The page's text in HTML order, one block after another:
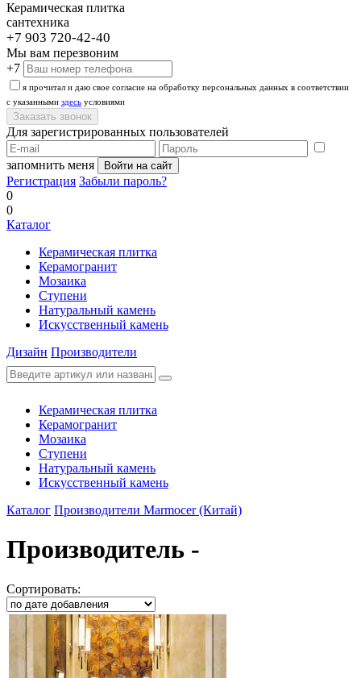
Керамическая плитка
сантехника
+7 903 720-42-40
Мы вам перезвоним
+7
я прочитал и даю свое согласие на обработку персональных данных в соответствии
с указанными здесь условиями
Для зарегистрированных пользователей
запомнить меня
Регистрация Забыли пароль?
0
0
Каталог
Керамическая плитка
Керамогранит
Мозаика
Ступени
Натуральный камень
Искусственный камень
Дизайн Производители
Керамическая плитка
Керамогранит
Мозаика
Ступени
Натуральный камень
Искусственный камень
Каталог Производители Marmocer (Китай)
Производитель -
Сортировать: